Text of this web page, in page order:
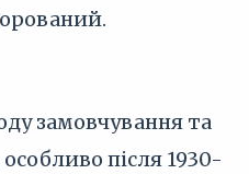
замовчування та
після 1930-